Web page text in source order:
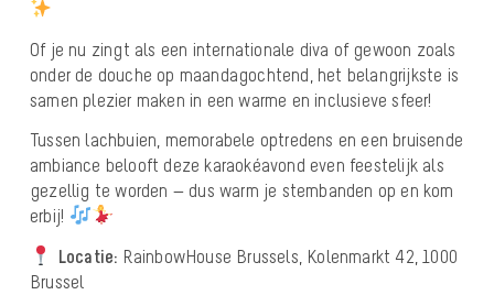
Of je nu zingt als een internationale diva of gewoon zoals
onder de douche op maandagochtend, het belangrijkste is
samen plezier maken in een warme en inclusieve sfeer!
Tussen lachbuien, memorabele optredens en een bruisende
ambiance belooft deze karaokéavond even feestelijk als
gezellig te worden — dus warm je stembanden op en kom
erbij!
Locatie: RainbowHouse Brussels, Kolenmarkt 42, 1000
Brussel